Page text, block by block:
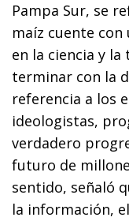
Pampa Sur, se
maíz cuente con
en la ciencia y la
terminar con la
referencia a los
ideologistas,
verdadero
futuro de
sentido, señaló
la información,